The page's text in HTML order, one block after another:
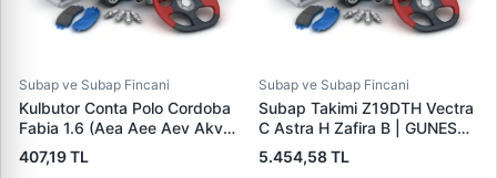
Subap ve Subap Fincani
Kulbutor Conta Polo Cordoba
Fabia 1.6 (Aea Aee Aev Akv
Alm) | TOPRAN 100544001 |
OEM 030103483K
407,19 TL
Subap ve Subap Fincani
Subap Takimi Z19DTH Vectra
C Astra H Zafira B | GUNES
4056-4057 | OEM 641074
641386
5.454,58 TL